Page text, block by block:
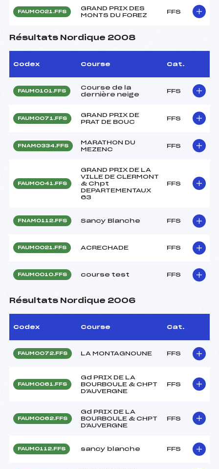
FAUM0021.FFS
GRAND PRIX DES
MONTS DU FOREZ
FFS
Résultats Nordique 2008
Codex Course Cat.
FAUM0101.FFS
Course de la
dernière neige
FFS
FAUM0071.FFS
GRAND PRIX DE
PRAT DE BOUC
FFS
FNAM0334.FFS
MARATHON DU
MEZENC
FFS
FAUM0041.FFS
GRAND PRIX DE LA
VILLE DE CLERMONT
& Chpt
DEPARTEMENTAUX
63
FFS
FNAM0112.FFS Sancy Blanche FFS
FAUM0021.FFS ACRECHADE FFS
FAUM0010.FFS course test FFS
Résultats Nordique 2006
Codex Course Cat.
FAUM0072.FFS LA MONTAGNOUNE FFS
FAUM0061.FFS
Gd PRIX DE LA
BOURBOULE & CHPT
D'AUVERGNE
FFS
FAUM0062.FFS
Gd PRIX DE LA
BOURBOULE & CHPT
D'AUVERGNE
FFS
FAUM0112.FFS sancy blanche FFS